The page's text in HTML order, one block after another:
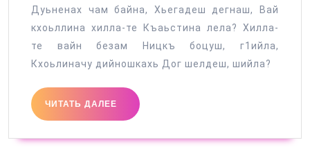
Дуьненах чам байна, Хьегадеш дегнаш, Вай
кхоьллина хилла-те Къаьстина лела? Хилла-
те вайн безам Ницкъ боцуш, г1ийла,
Кхоьлиначу дийношкахь Дог шелдеш, шийла?
ЧИТАТЬ ДАЛЕЕ
ЧИТАТЬ
ДАЛЕЕ